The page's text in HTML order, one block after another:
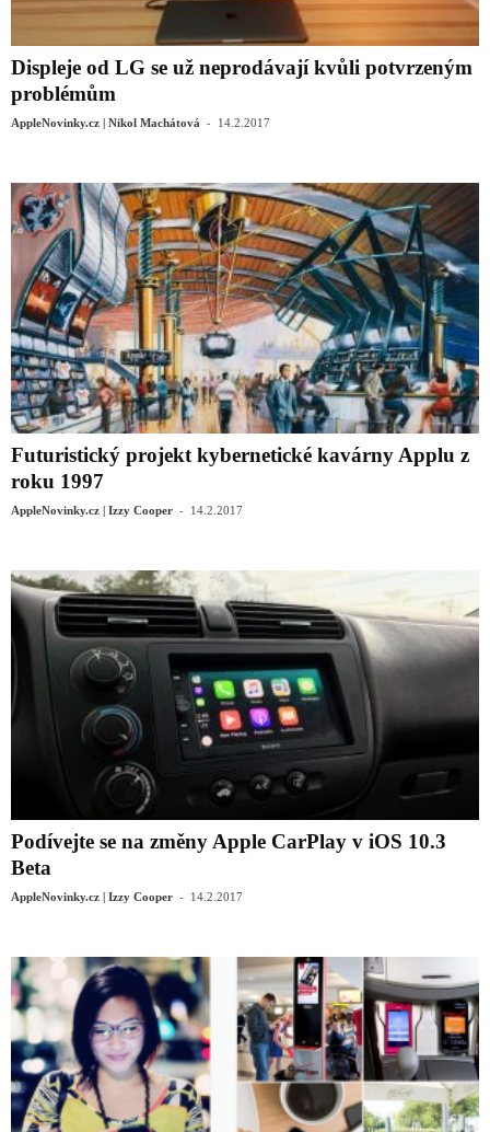
Displeje od LG se už neprodávají kvůli potvrzeným
problémům
AppleNovinky.cz | Nikol Machátová - 14.2.2017
Futuristický projekt kybernetické kavárny Applu z
roku 1997
AppleNovinky.cz | Izzy Cooper - 14.2.2017
Podívejte se na změny Apple CarPlay v iOS 10.3
Beta
AppleNovinky.cz | Izzy Cooper - 14.2.2017